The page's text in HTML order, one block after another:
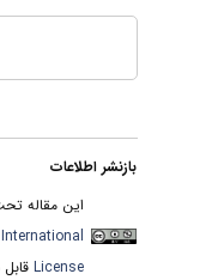
بازنشر اطلاعات
این مقاله
International
Licenseقابل